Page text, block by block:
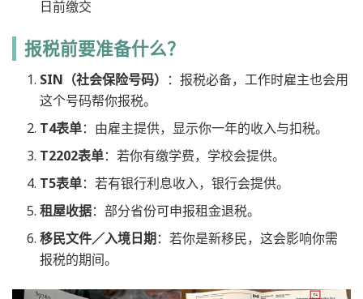
日前缴交
报税前要准备什么？
SIN（社会保险号码） ：报税必备，工作时雇主也会用
这个号码帮你报税。
T4表单：由雇主提供，显示你一年的收入与扣税。
T2202表单：若你有缴学费，学校会提供。
T5表单：若有银行利息收入，银行会提供。
租屋收据：部分省份可申报租金退税。
移民文件／入境日期：若你是新移民，这会影响你需
报税的期间。